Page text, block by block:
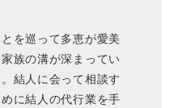
を巡って多恵が愛美
族の溝が深まってい
結人に会って相談す
に結人の代行業を手